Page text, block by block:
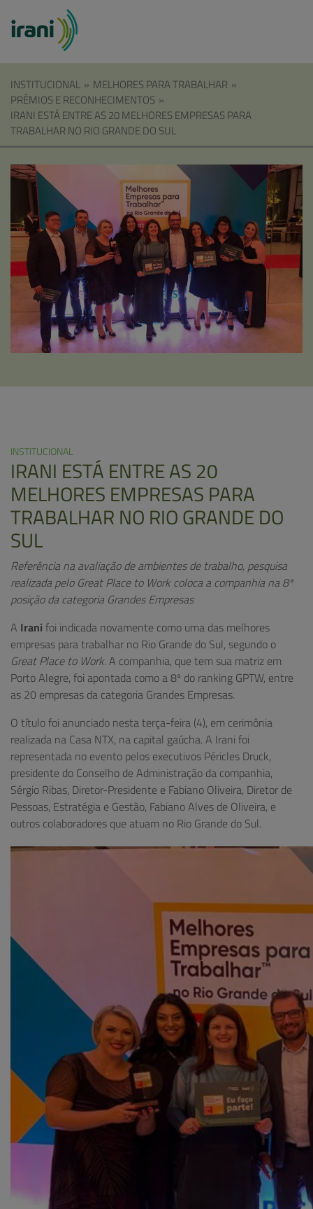
INSTITUCIONAL » MELHORES PARA TRABALHAR »
PRÊMIOS E RECONHECIMENTOS »
IRANI ESTÁ ENTRE AS 20 MELHORES EMPRESAS PARA
TRABALHAR NO RIO GRANDE DO SUL
INSTITUCIONAL
IRANI ESTÁ ENTRE AS 20
MELHORES EMPRESAS PARA
TRABALHAR NO RIO GRANDE DO
SUL
Referência na avaliação de ambientes de trabalho, pesquisa
realizada pelo Great Place to Work coloca a companhia na 8ª
posição da categoria Grandes Empresas
A Irani foi indicada novamente como uma das melhores
empresas para trabalhar no Rio Grande do Sul, segundo o
Great Place to Work. A companhia, que tem sua matriz em
Porto Alegre, foi apontada como a 8ª do ranking GPTW, entre
as 20 empresas da categoria Grandes Empresas.
O título foi anunciado nesta terça-feira (4), em cerimônia
realizada na Casa NTX, na capital gaúcha. A Irani foi
representada no evento pelos executivos Péricles Druck,
presidente do Conselho de Administração da companhia,
Sérgio Ribas, Diretor-Presidente e Fabiano Oliveira, Diretor de
Pessoas, Estratégia e Gestão, Fabiano Alves de Oliveira, e
outros colaboradores que atuam no Rio Grande do Sul.